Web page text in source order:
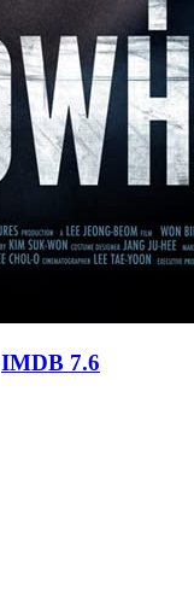
IMDB 7.6